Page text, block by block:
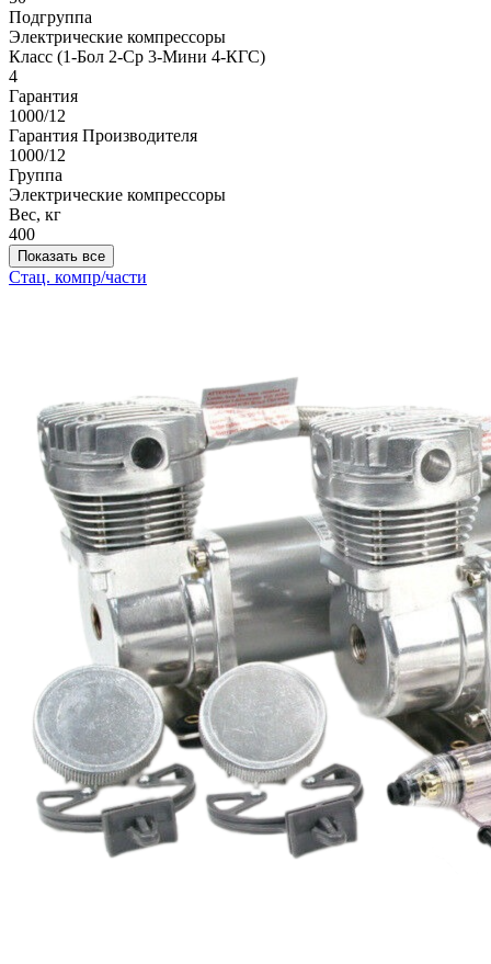
Подгруппа
Электрические компрессоры
Класс (1-Бол 2-Ср 3-Мини 4-КГС)
4
Гарантия
1000/12
Гарантия Производителя
1000/12
Группа
Электрические компрессоры
Вес, кг
400
Показать все
Стац. компр/части